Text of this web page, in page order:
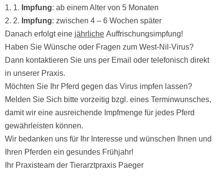
1. 1. Impfung: ab einem Alter von 5 Monaten
2. 2. Impfung: zwischen 4 – 6 Wochen später
Danach erfolgt eine jährliche Auffrischungsimpfung!
Haben Sie Wünsche oder Fragen zum West-Nil-Virus?
Dann kontaktieren Sie uns per Email oder telefonisch direkt
in unserer Praxis.
Möchten Sie Ihr Pferd gegen das Virus impfen lassen?
Melden Sie Sich bitte vorzeitig bzgl. eines Terminwunsches,
damit wir eine ausreichende Impfmenge für jedes Pferd
gewährleisten können.
Wir bedanken uns für Ihr Interesse und wünschen Ihnen und
Ihren Pferden ein gesundes Frühjahr!
Ihr Praxisteam der Tierarztpraxis Paeger